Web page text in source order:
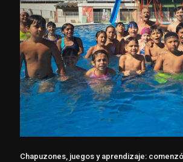
Chapuzones, juegos y aprendizaje: